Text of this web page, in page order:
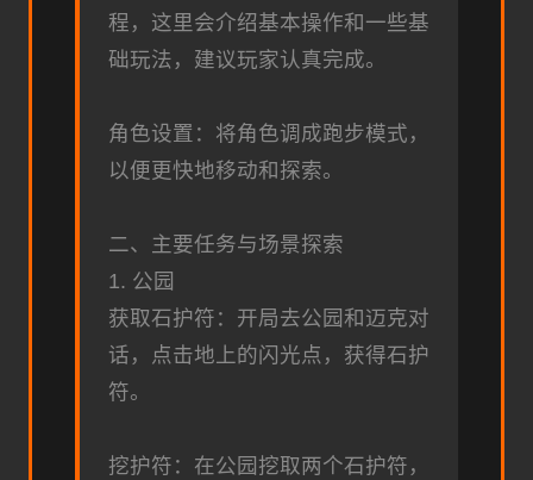
程，这里会介绍基本操作和一些基
础玩法，建议玩家认真完成。
角色设置：将角色调成跑步模式，
以便更快地移动和探索。
二、主要任务与场景探索
1. 公园
获取石护符：开局去公园和迈克对
话，点击地上的闪光点，获得石护
符。
挖护符：在公园挖取两个石护符，